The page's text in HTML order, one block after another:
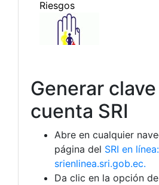
Generar
cuenta SRI
Abre en cualquier
página del SRI en línea:
srienlinea.sri.gob.ec.
Da clic en la opción de